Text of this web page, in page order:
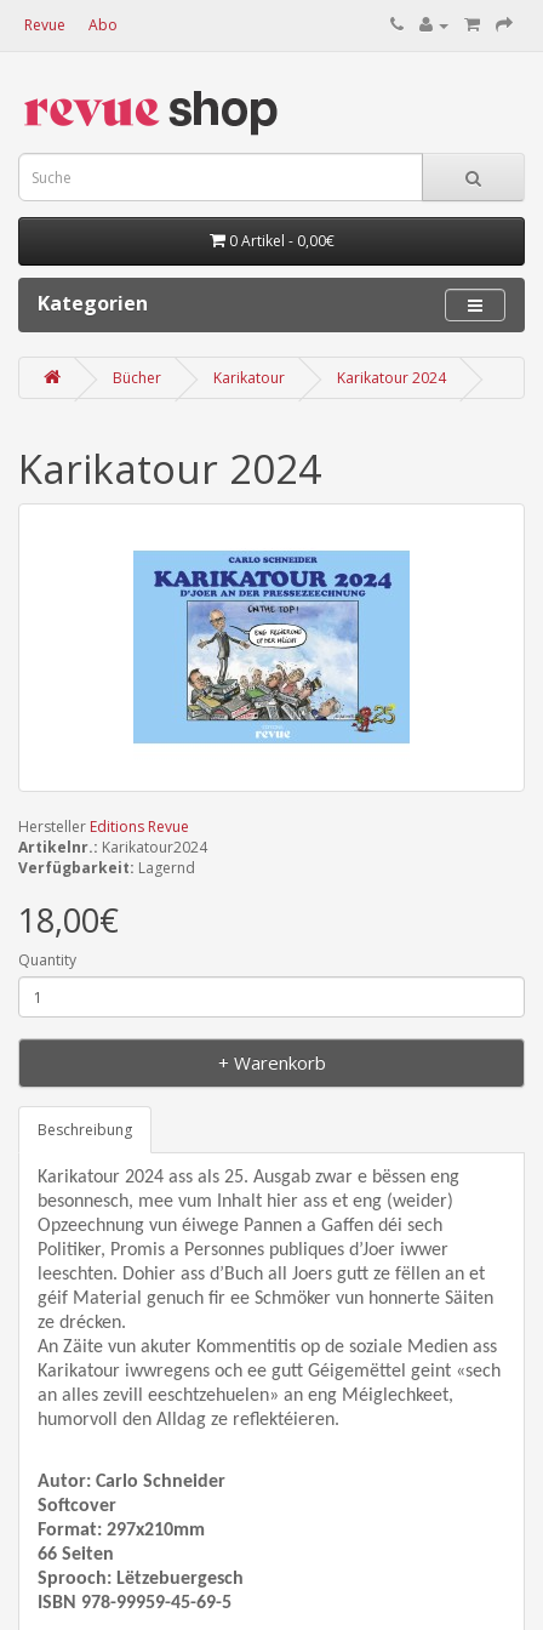
Revue Abo
0 Artikel - 0,00€
Kategorien
Bücher Karikatour Karikatour 2024
Karikatour 2024
Hersteller Editions Revue
Artikelnr.: Karikatour2024
Verfügbarkeit: Lagernd
18,00€
Quantity
+ Warenkorb
Beschreibung
Karikatour 2024 ass als 25. Ausgab zwar e bëssen eng
besonnesch, mee vum Inhalt hier ass et eng (weider)
Opzeechnung vun éiwege Pannen a Gaffen déi sech
Politiker, Promis a Personnes publiques d’Joer iwwer
leeschten. Dohier ass d’Buch all Joers gutt ze fëllen an et
géif Material genuch fir ee Schmöker vun honnerte Säiten
ze drécken.
An Zäite vun akuter Kommentitis op de soziale Medien ass
Karikatour iwwregens och ee gutt Géigemëttel geint «sech
an alles zevill eeschtzehuelen» an eng Méiglechkeet,
humorvoll den Alldag ze reflektéieren.
Autor: Carlo Schneider
Softcover
Format: 297x210mm
66 Seiten
Sprooch: Lëtzebuergesch
ISBN 978-99959-45-69-5